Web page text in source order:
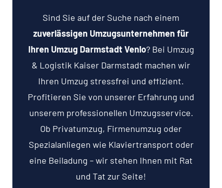
Sind Sie auf der Suche nach einem
zuverlässigen Umzugsunternehmen für
Ihren Umzug Darmstadt Venlo? Bei Umzug
& Logistik Kaiser Darmstadt machen wir
Ihren Umzug stressfrei und effizient.
Profitieren Sie von unserer Erfahrung und
unserem professionellen Umzugsservice.
Ob Privatumzug, Firmenumzug oder
Spezialanliegen wie Klaviertransport oder
eine Beiladung – wir stehen Ihnen mit Rat
und Tat zur Seite!